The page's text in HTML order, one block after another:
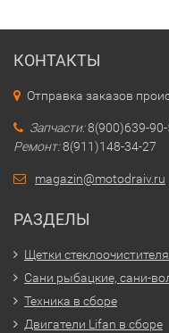
КОНТАКТЫ
Отправка заказов
Запчасти:8(900)639-90-
Ремонт:8(911)148-34-27
magazin@motodraiv.ru
РАЗДЕЛЫ
Щетки стеклоочистителя
Сани рыбацкие, сани-
Техника в сборе
Двигатели Lifan в сборе